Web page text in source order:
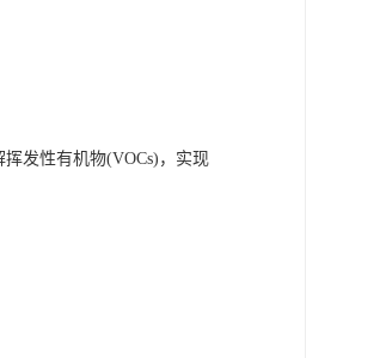
发性有机物(VOCs)，实现